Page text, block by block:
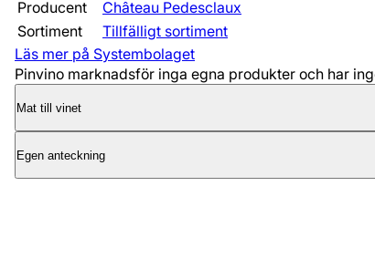
Producent
Château Pedesclaux
Sortiment
Tillfälligt sortiment
Läs mer på Systembolaget
Pinvino marknadsför inga egna produkter och har
Mat till vinet
Egen anteckning